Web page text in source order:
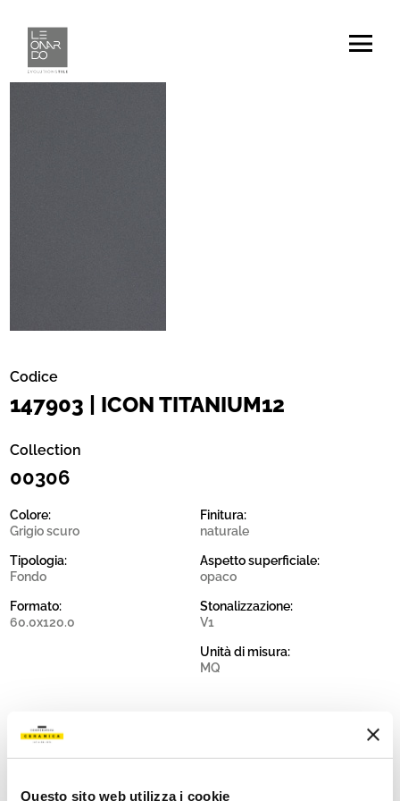
Questo sito web utilizza i cookie
Codice
147903 | ICON TITANIUM12
Collection
00306
Colore:
Grigio scuro
Tipologia:
Fondo
Formato:
60.0x120.0
Finitura:
naturale
Aspetto superficiale:
opaco
Stonalizzazione:
V1
Unità di misura:
MQ